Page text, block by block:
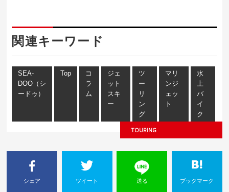
関連キーワード
SEA-
DOO（シ
ードゥ）
Top
コ
ラ
ム
ジェ
ット
スキ
ー
ツ
ー
リ
ン
グ
マリ
ンジ
ェッ
ト
水
上
バ
イ
ク
TOURING
シェア ツイート 送る ブックマーク